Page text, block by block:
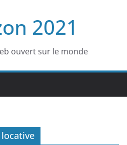
2021
ouvert sur le monde